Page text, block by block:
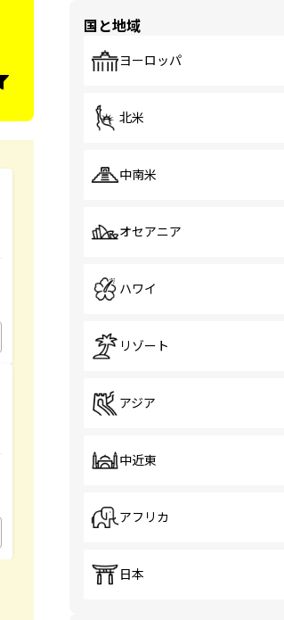
国と地域
ヨーロッパ
北米
中南米
オセアニア
ハワイ
リゾート
アジア
中近東
アフリカ
日本